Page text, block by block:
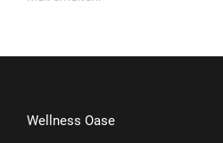
Wellness Oase